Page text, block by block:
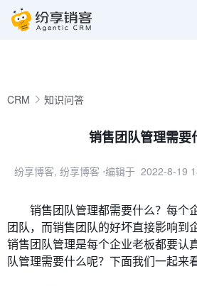
CRM 知识问答
销售团队管理需要
纷享博客, 纷享博客 ⋅编辑于 2022-8-19
销售团队管理都需要什么？每个
团队，而销售团队的好坏直接影响到
销售团队管理是每个企业老板都要认
队管理需要什么呢？下面我们一起来